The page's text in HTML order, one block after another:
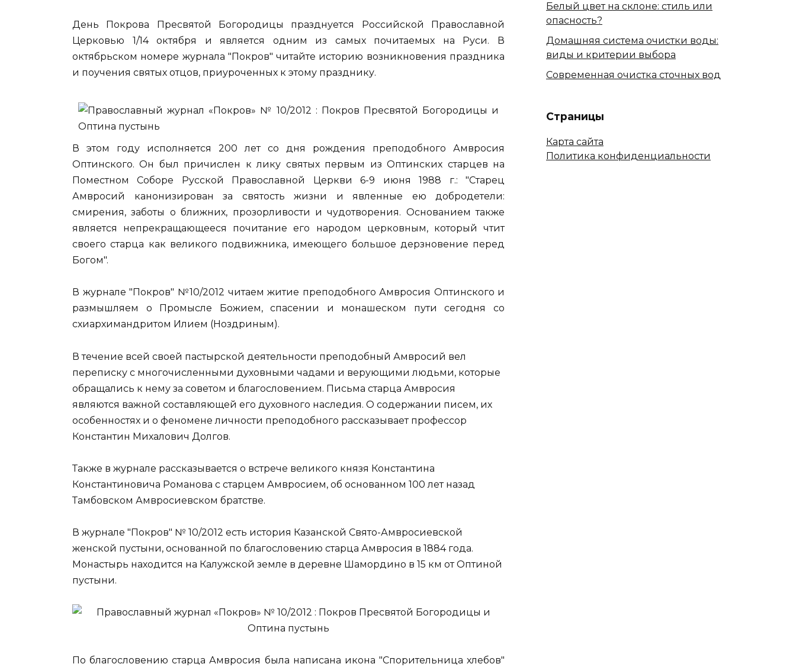
День Покрова Пресвятой Богородицы празднуется Российской Православной
Церковью 1/14 октября и является одним из самых почитаемых на Руси. В
октябрьском номере журнала "Покров" читайте историю возникновения праздника
и поучения святых отцов, приуроченных к этому празднику.
В этом году исполняется 200 лет со дня рождения преподобного Амвросия
Оптинского. Он был причислен к лику святых первым из Оптинских старцев на
Поместном Соборе Русской Православной Церкви 6-9 июня 1988 г.: "Старец
Амвросий канонизирован за святость жизни и явленные ею добродетели:
смирения, заботы о ближних, прозорливости и чудотворения. Основанием также
является непрекращающееся почитание его народом церковным, который чтит
своего старца как великого подвижника, имеющего большое дерзновение перед
Богом".
В журнале "Покров" №10/2012 читаем житие преподобного Амвросия Оптинского и
размышляем о Промысле Божием, спасении и монашеском пути сегодня со
схиархимандритом Илием (Ноздриным).
В течение всей своей пастырской деятельности преподобный Амвросий вел
переписку с многочисленными духовными чадами и верующими людьми, которые
обращались к нему за советом и благословением. Письма старца Амвросия
являются важной составляющей его духовного наследия. О содержании писем, их
особенностях и о феномене личности преподобного рассказывает профессор
Константин Михалович Долгов.
Также в журнале рассказывается о встрече великого князя Константина
Константиновича Романова с старцем Амвросием, об основанном 100 лет назад
Тамбовском Амвросиевском братстве.
В журнале "Покров" № 10/2012 есть история Казанской Свято-Амвросиевской
женской пустыни, основанной по благословению старца Амвросия в 1884 года.
Монастырь находится на Калужской земле в деревне Шамордино в 15 км от Оптиной
пустыни.
По благословению старца Амвросия была написана икона "Спорительница хлебов"
Белый цвет на склоне: стиль или
опасность?
Домашняя система очистки воды:
виды и критерии выбора
Современная очистка сточных вод
Страницы
Карта сайта
Политика конфиденциальности